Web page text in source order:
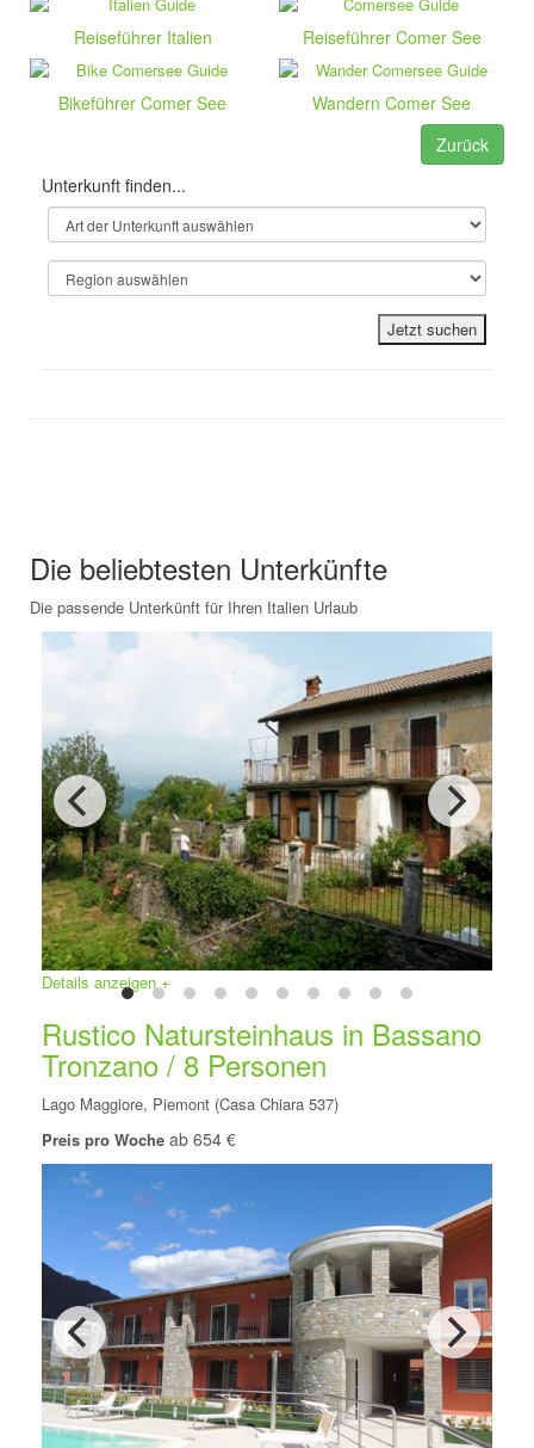
Reiseführer Italien Reiseführer Comer See
Bikeführer Comer See
Wandern Comer See
Zurück
Unterkunft finden...
Jetzt suchen
Die beliebtesten Unterkünfte
Die passende Unterkünft für Ihren Italien Urlaub
Details anzeigen +
Rustico Natursteinhaus in Bassano
Tronzano / 8 Personen
Lago Maggiore, Piemont (Casa Chiara 537)
Preis pro Woche ab 654 €